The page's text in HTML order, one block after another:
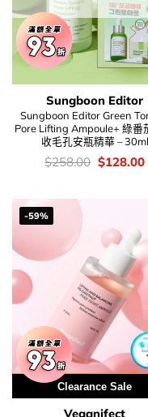
Sungboon Editor
Sungboon Editor Green
Pore Lifting Ampoule+ 綠番
收毛孔安瓶精華 – 30ml
價
$258.00 Original
$128.00
-59%
用優惠劵 再減5%
Clearance Sale
Veganifect